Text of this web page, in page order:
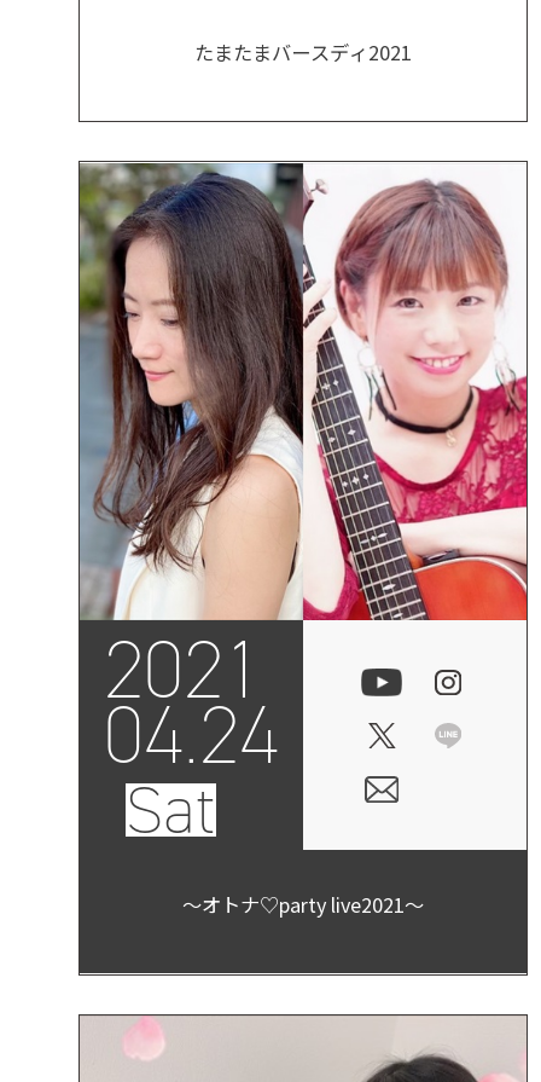
たまたまバースディ2021
2021
04.24
Sat
〜オトナ♡party live2021〜